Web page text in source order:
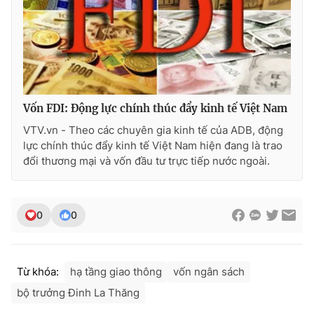
THỜI BÁO VTV
Theo dõi báo trên
Giấy phép hoạt động báo in và báo điện tử số 483/GP-BTTTT
Phó Tổng Biên tập:Nguyễn Thị Mỹ Hạnh, Phạm Quốc Thắng,
Tổng đài VTV:
024.38 355 931 - 024.38 355 932
Vốn FDI: Động lực chính thúc đẩy kinh tế Việt Nam
VTV.vn - Theo các chuyên gia kinh tế của ADB, động
lực chính thúc đẩy kinh tế Việt Nam hiện đang là trao
đổi thương mại và vốn đầu tư trực tiếp nước ngoài.
0 0
Từ khóa: hạ tầng giao thông
vốn ngân sách
bộ trưởng Đinh La Thăng